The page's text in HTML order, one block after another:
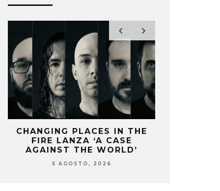
CHANGING PLACES IN THE
FIRE LANZA ‘A CASE
AGAINST THE WORLD’
5 AGOSTO, 2026